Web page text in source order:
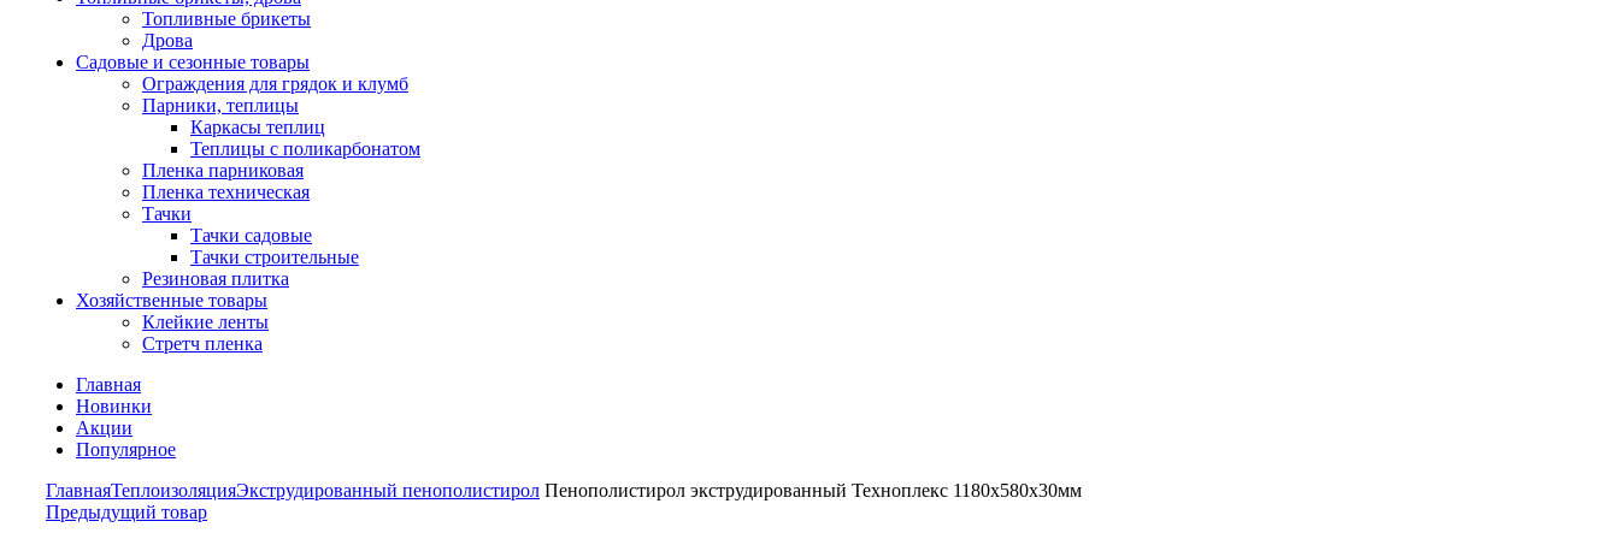
Топливные брикеты
Дрова
Садовые и сезонные товары
Ограждения для грядок и клумб
Парники, теплицы
Каркасы теплиц
Теплицы с поликарбонатом
Пленка парниковая
Пленка техническая
Тачки
Тачки садовые
Тачки строительные
Резиновая плитка
Хозяйственные товары
Клейкие ленты
Стретч пленка
Главная
Новинки
Акции
Популярное
ГлавнаяТеплоизоляцияЭкструдированный пенополистирол Пенополистирол экструдированный Техноплекс 1180х580х30мм
Предыдущий товар